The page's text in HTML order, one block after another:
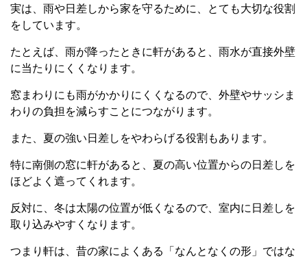
実は、雨や日差しから家を守るために、とても大切な役割
をしています。
たとえば、雨が降ったときに軒があると、雨水が直接外壁
に当たりにくくなります。
窓まわりにも雨がかかりにくくなるので、外壁やサッシま
わりの負担を減らすことにつながります。
また、夏の強い日差しをやわらげる役割もあります。
特に南側の窓に軒があると、夏の高い位置からの日差しを
ほどよく遮ってくれます。
反対に、冬は太陽の位置が低くなるので、室内に日差しを
取り込みやすくなります。
つまり軒は、昔の家によくある「なんとなくの形」ではな